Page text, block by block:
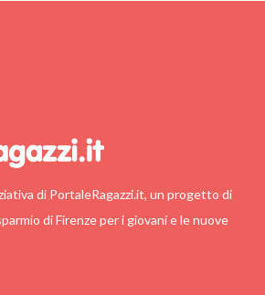
di PortaleRagazzi.it, un progetto di
di Firenze per i giovani e le nuove